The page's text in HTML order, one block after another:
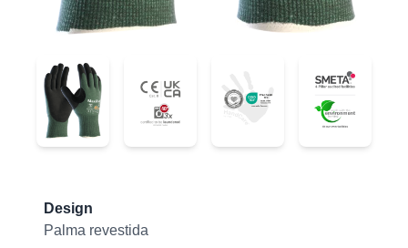
44-304 44-304
Product information
Design
Palma revestida